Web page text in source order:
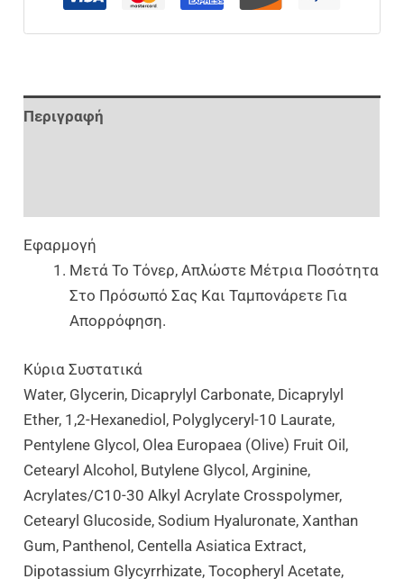
Περιγραφή
Εφαρμογή
Μετά Το Τόνερ, Απλώστε Μέτρια Ποσότητα
Στο Πρόσωπό Σας Και Ταμπονάρετε Για
Απορρόφηση.
Κύρια Συστατικά
Water, Glycerin, Dicaprylyl Carbonate, Dicaprylyl
Ether, 1,2-Hexanediol, Polyglyceryl-10 Laurate,
Pentylene Glycol, Olea Europaea (Olive) Fruit Oil,
Cetearyl Alcohol, Butylene Glycol, Arginine,
Acrylates/C10-30 Alkyl Acrylate Crosspolymer,
Cetearyl Glucoside, Sodium Hyaluronate, Xanthan
Gum, Panthenol, Centella Asiatica Extract,
Dipotassium Glycyrrhizate, Tocopheryl Acetate,